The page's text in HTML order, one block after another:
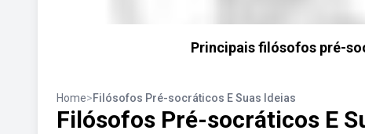
Principais filósofos pré-
Home>Filósofos Pré-socráticos E Suas Ideias
Filósofos Pré-socráticos E